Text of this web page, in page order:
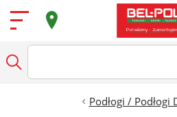
Drzwi
Szukaj
Podłogi / Podłogi